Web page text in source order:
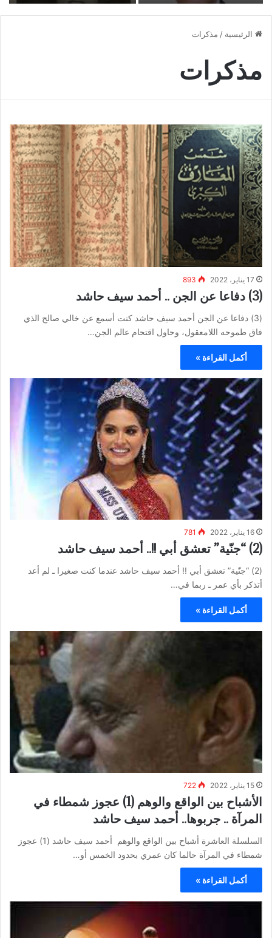
الرئيسية / مذكرات
مذكرات
17 يناير، 2022 893
(3) دفاعا عن الجن .. أحمد سيف حاشد
(3) دفاعا عن الجن أحمد سيف حاشد كنت أسمع عن خالي صالح الذي
فاق طموحه اللامعقول، وحاول اقتحام عالم الجن…
أكمل القراءة »
16 يناير، 2022 781
(2) “جنّية” تعشق أبي !!.. أحمد سيف حاشد
(2) “جنّية” تعشق أبي !! أحمد سيف حاشد عندما كنت صغيرا ـ لم أعد
أتذكر بأي عمر ـ ربما في…
أكمل القراءة »
15 يناير، 2022 722
الأشباح بين الواقع والوهم (1) عجوز شمطاء في
المرآة .. جربوها.. أحمد سيف حاشد
السلسلة العاشرة أشباح بين الواقع والوهم أحمد سيف حاشد (1) عجوز
شمطاء في المرآة حالما كان عمري بحدود الخمس أو…
أكمل القراءة »